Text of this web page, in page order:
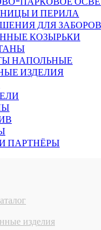
И ПЕРИЛА
ДЛЯ ЗАБОРОВ
КОЗЫРЬКИ
НАПОЛЬНЫЕ
ИЗДЕЛИЯ
ПАРТНЁРЫ
изделия